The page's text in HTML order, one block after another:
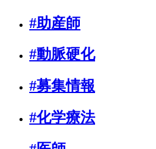
#助産師
#動脈硬化
#募集情報
#化学療法